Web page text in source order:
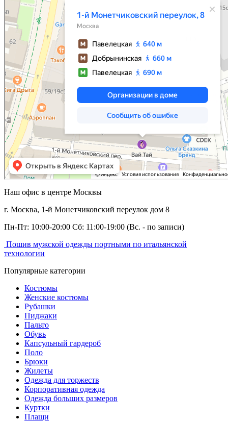
Наш офис в центре Москвы
г. Москва, 1-й Монетчиковский переулок дом 8
Пн-Пт: 10:00-20:00 Сб: 11:00-19:00 (Вс. - по записи)
Пошив мужской одежды портными по итальянской
технологии
Популярные категории
Костюмы
Женские костюмы
Рубашки
Пиджаки
Пальто
Обувь
Капсульный гардероб
Поло
Брюки
Жилеты
Одежда для торжеств
Корпоративная одежда
Одежда больших размеров
Куртки
Плащи